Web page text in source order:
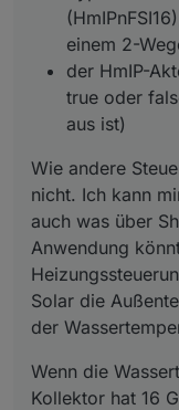
eine
einem 2-
der HmIP-
true oder
aus ist)
Wie andere
nicht. Ich kann
auch was über
Anwendung
Solar die
der
Wenn die
Kollektor hat 16